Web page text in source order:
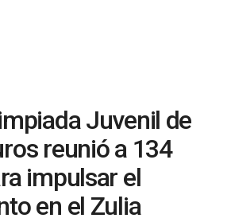
Juvenil de
reunió a 134
impulsar el
en el Zulia